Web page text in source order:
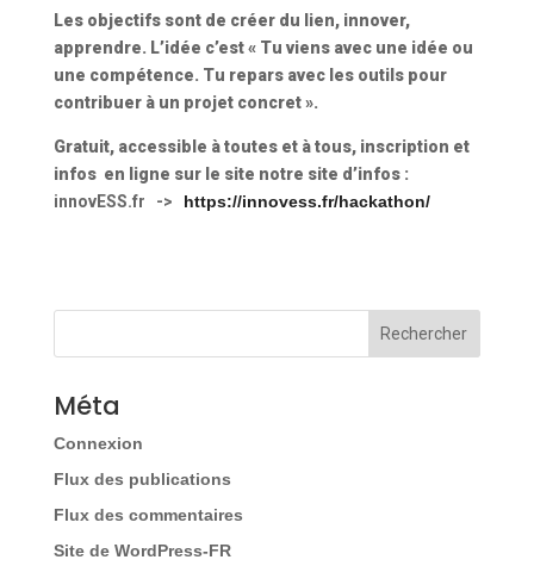
Les objectifs sont de créer du lien, innover,
apprendre. L’idée c’est « Tu viens avec une idée ou
une compétence. Tu repars avec les outils pour
contribuer à un projet concret ».
Gratuit, accessible à toutes et à tous, inscription et
infos en ligne sur le site notre site d’infos :
innovESS.fr ->
https://innovess.fr/hackathon/
Méta
Connexion
Flux des publications
Flux des commentaires
Site de WordPress-FR